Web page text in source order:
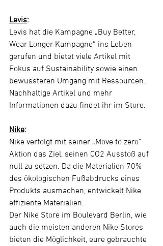
Levis:
Levis hat die Kampagne „Buy Better,
Wear Longer Kampagne“ ins Leben
gerufen und bietet viele Artikel mit
Fokus auf Sustainability sowie einen
bewussteren Umgang mit Ressourcen.
Nachhaltige Artikel und mehr
Informationen dazu findet ihr im Store.
Nike:
Nike verfolgt mit seiner „Move to zero“
Aktion das Ziel, seinen CO2 Ausstoß auf
null zu setzen. Da die Materialien 70%
des ökologischen Fußabdrucks eines
Produkts ausmachen, entwickelt Nike
effiziente Materialien.
Der Nike Store im Boulevard Berlin, wie
auch die meisten anderen Nike Stores
bieten die Möglichkeit, eure gebrauchte